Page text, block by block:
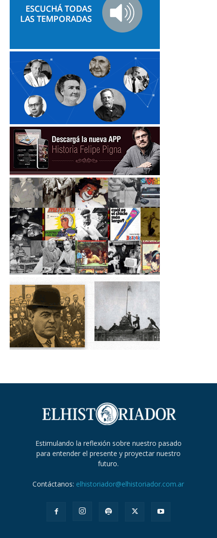
Estimulando la reflexión sobre nuestro pasado
para entender el presente y proyectar nuestro
futuro.
Contáctanos: elhistoriador@elhistoriador.com.ar